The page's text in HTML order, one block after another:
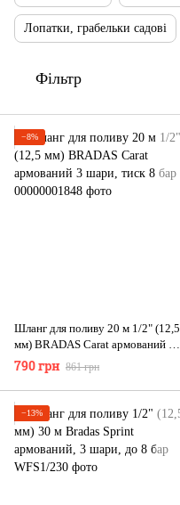
Лопатки, грабельки садові
Фільтр
−8%
Шланг для поливу 20 м 1/2" (12,5
мм) BRADAS Carat армований 3
шари, тиск 8 бар
790 грн 861 грн
−13%